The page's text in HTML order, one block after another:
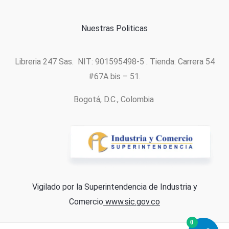
Nuestras Politicas
Libreria 247 Sas. NIT: 901595498-5 . Tienda: Carrera 54
#67A bis – 51.
Bogotá, D.C., Colombia
Vigilado por la Superintendencia de Industria y
Comercio www.sic.gov.co
0